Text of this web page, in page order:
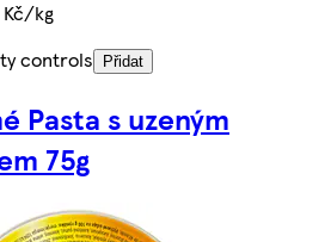
Kč/kg
controls
Přidat
Pasta s uzeným
75g